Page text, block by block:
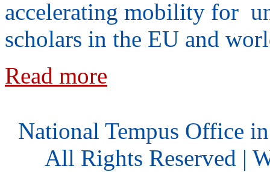
accelerating mobility for
scholars in the EU and
Read more
National Tempus Office
All Rights Reserved |